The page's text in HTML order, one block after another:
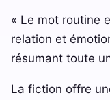
« Le mot routine
relation et
résumant toute
La fiction offre